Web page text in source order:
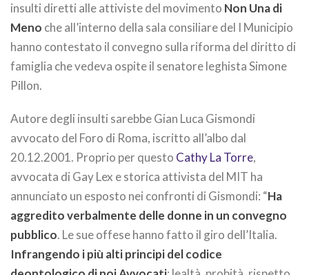
insulti diretti alle attiviste del movimento Non Una di
Meno che all’interno della sala consiliare del I Municipio
hanno contestato il convegno sulla riforma del diritto di
famiglia che vedeva ospite il senatore leghista Simone
Pillon.
Autore degli insulti sarebbe Gian Luca Gismondi
avvocato del Foro di Roma, iscritto all’albo dal
20.12.2001. Proprio per questo Cathy La Torre,
avvocata di Gay Lex e storica attivista del MIT ha
annunciato un esposto nei confronti di Gismondi: “Ha
aggredito verbalmente delle donne in un convegno
pubblico. Le sue offese hanno fatto il giro dell’Italia.
Infrangendo i più alti principi del codice